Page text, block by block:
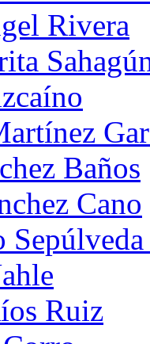
Rivera
Baños
Cano
Ruiz